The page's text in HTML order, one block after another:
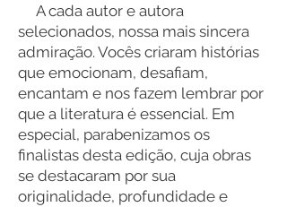
A cada autor e autora
selecionados, nossa mais sincera
admiração. Vocês criaram histórias
que emocionam, desafiam,
encantam e nos fazem lembrar por
que a literatura é essencial. Em
especial, parabenizamos os
finalistas desta edição, cuja obras
se destacaram por sua
originalidade, profundidade e